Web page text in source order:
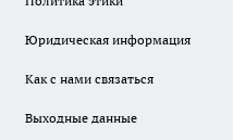
Юридическая информация
Как с нами связаться
Выходные данные